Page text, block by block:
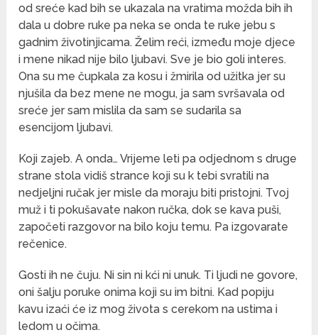
od sreće kad bih se ukazala na vratima možda bih ih
dala u dobre ruke pa neka se onda te ruke jebu s
gadnim životinjicama. Želim reći, između moje djece
i mene nikad nije bilo ljubavi. Sve je bio goli interes.
Ona su me čupkala za kosu i žmirila od užitka jer su
njušila da bez mene ne mogu, ja sam svršavala od
sreće jer sam mislila da sam se sudarila sa
esencijom ljubavi.
Koji zajeb. A onda… Vrijeme leti pa odjednom s druge
strane stola vidiš strance koji su k tebi svratili na
nedjeljni ručak jer misle da moraju biti pristojni. Tvoj
muž i ti pokušavate nakon ručka, dok se kava puši,
započeti razgovor na bilo koju temu. Pa izgovarate
rečenice.
Gosti ih ne čuju. Ni sin ni kći ni unuk. Ti ljudi ne govore,
oni šalju poruke onima koji su im bitni. Kad popiju
kavu izaći će iz mog života s cerekom na ustima i
ledom u očima.